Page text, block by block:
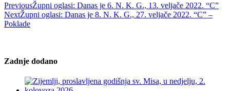
PreviousŽupni oglasi: Danas je 6. N. K. G., 13. veljače 2022. “C”
NextŽupni oglasi: Danas je 8. N. K. G., 27. veljače 2022. “C” –
Poklade
Zadnje dodano